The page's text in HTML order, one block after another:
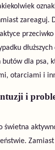
zareaguj.
butów dla psa,
otarciami i
i
świetna